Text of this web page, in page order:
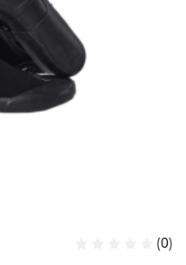
(0)